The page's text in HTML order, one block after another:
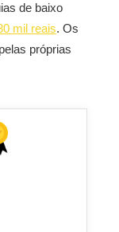
de baixo
mil reais. Os
próprias